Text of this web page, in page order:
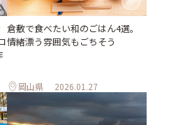
倉敷で食べたい和のごはん4選。
情緒漂う雰囲気もごちそう
岡山県 2026.01.27